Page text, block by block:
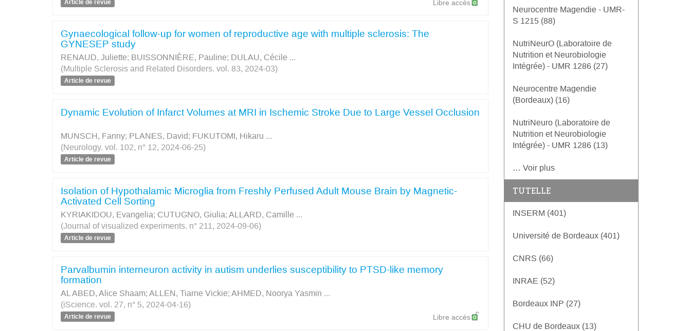
Article de revue Libre accès
Gynaecological follow-up for women of reproductive age with multiple sclerosis: The
GYNESEP study
RENAUD, Juliette; BUISSONNIÈRE, Pauline; DULAU, Cécile ...
(Multiple Sclerosis and Related Disorders. vol. 83, 2024-03)
Article de revue
Dynamic Evolution of Infarct Volumes at MRI in Ischemic Stroke Due to Large Vessel Occlusion
MUNSCH, Fanny; PLANES, David; FUKUTOMI, Hikaru ...
(Neurology. vol. 102, n° 12, 2024-06-25)
Article de revue
Isolation of Hypothalamic Microglia from Freshly Perfused Adult Mouse Brain by Magnetic-
Activated Cell Sorting
KYRIAKIDOU, Evangelia; CUTUGNO, Giulia; ALLARD, Camille ...
(Journal of visualized experiments. n° 211, 2024-09-06)
Article de revue
Parvalbumin interneuron activity in autism underlies susceptibility to PTSD-like memory
formation
AL ABED, Alice Shaam; ALLEN, Tiarne Vickie; AHMED, Noorya Yasmin ...
(iScience. vol. 27, n° 5, 2024-04-16)
Article de revue Libre accès
Neurocentre Magendie - UMR-
S 1215 (88)
NutriNeurO (Laboratoire de
Nutrition et Neurobiologie
Intégrée) - UMR 1286 (27)
Neurocentre Magendie
(Bordeaux) (16)
NutriNeuro (Laboratoire de
Nutrition et Neurobiologie
Intégrée) - UMR 1286 (13)
… Voir plus
TUTELLE
INSERM (401)
Université de Bordeaux (401)
CNRS (66)
INRAE (52)
Bordeaux INP (27)
CHU de Bordeaux (13)